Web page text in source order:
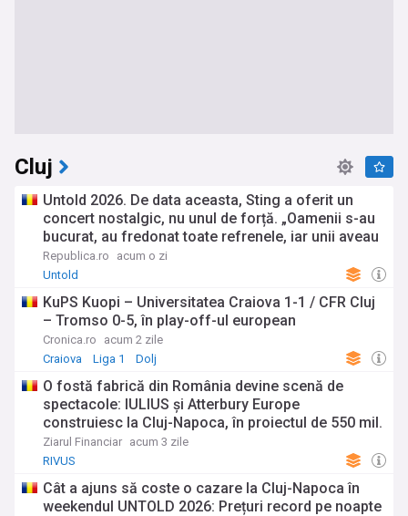
Cluj
Untold 2026. De data aceasta, Sting a oferit un
concert nostalgic, nu unul de forță. „Oamenii s-au
bucurat, au fredonat toate refrenele, iar unii aveau
chiar lacrimi în ochi”
Republica.ro
acum o zi
Untold
KuPS Kuopi – Universitatea Craiova 1-1 / CFR Cluj
– Tromso 0-5, în play-off-ul european
Cronica.ro
acum 2 zile
Craiova
Liga 1 Dolj
O fostă fabrică din România devine scenă de
spectacole: IULIUS şi Atterbury Europe
construiesc la Cluj-Napoca, în proiectul de 550 mil.
euro RIVUS, primul centru de arte performative
dintr-un proiect imobiliar din ţară şi primul cinema
Ziarul Financiar acum 3 zile
RIVUS
Cât a ajuns să coste o cazare la Cluj-Napoca în
weekendul UNTOLD 2026: Prețuri record pe noapte